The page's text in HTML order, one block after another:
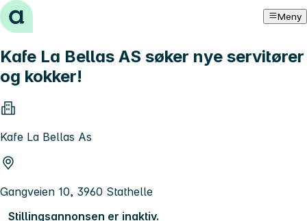
Hopp til innhold Meny
Kafe La Bellas AS søker nye servitører
og kokker!
Kafe La Bellas As
Gangveien 10, 3960 Stathelle
Stillingsannonsen er inaktiv.